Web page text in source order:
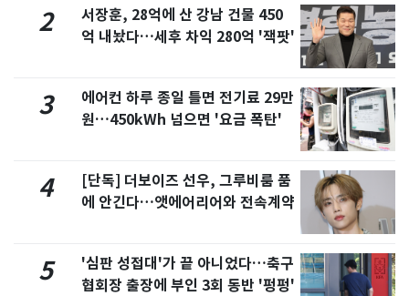
2
서장훈, 28억에 산 강남 건물 450
억 내놨다…세후 차익 280억 '잭팟'
3
에어컨 하루 종일 틀면 전기료 29만
원…450kWh 넘으면 '요금 폭탄'
4
[단독] 더보이즈 선우, 그루비룸 품
에 안긴다…앳에어리어와 전속계약
5
'심판 성접대'가 끝 아니었다…축구
협회장 출장에 부인 3회 동반 '펑펑'